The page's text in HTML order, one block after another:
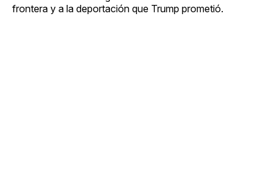
frontera y a la deportación que Trump prometió.